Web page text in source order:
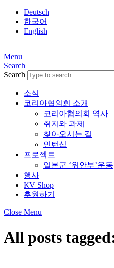
Deutsch
한국어
English
Menu
Search
Search
소식
코리아협의회 소개
코리아협의회 역사
취지와 과제
찾아오시는 길
인턴십
프로젝트
일본군 ‘위안부’운동
행사
KV Shop
후원하기
Close Menu
All posts tagged: